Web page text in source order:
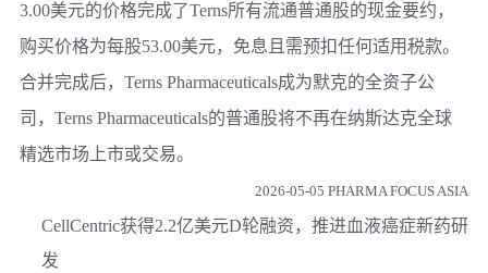
3.00美元的价格完成了Terns所有流通普通股的现金要约，
购买价格为每股53.00美元，免息且需预扣任何适用税款。
合并完成后，Terns Pharmaceuticals成为默克的全资子公
司，Terns Pharmaceuticals的普通股将不再在纳斯达克全球
精选市场上市或交易。
2026-05-05 PHARMA FOCUS ASIA
CellCentric获得2.2亿美元D轮融资，推进血液癌症新药研
发